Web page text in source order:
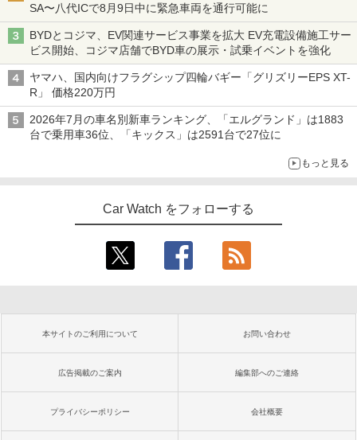
SA〜八代ICで8月9日中に緊急車両を通行可能に
BYDとコジマ、EV関連サービス事業を拡大 EV充電設備施工サー
ビス開始、コジマ店舗でBYD車の展示・試乗イベントを強化
ヤマハ、国内向けフラグシップ四輪バギー「グリズリーEPS XT-
R」 価格220万円
2026年7月の車名別新車ランキング、「エルグランド」は1883
台で乗用車36位、「キックス」は2591台で27位に
もっと見る
Car Watch をフォローする
本サイトのご利用について お問い合わせ
広告掲載のご案内 編集部へのご連絡
プライバシーポリシー 会社概要